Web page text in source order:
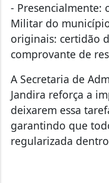
- Presencialmente:
Militar do
originais: certidão
comprovante de
A Secretaria de
Jandira reforça a
deixarem essa
garantindo que
regularizada